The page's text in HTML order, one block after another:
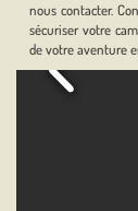
nous contacter.
sécuriser votre
de votre aventure